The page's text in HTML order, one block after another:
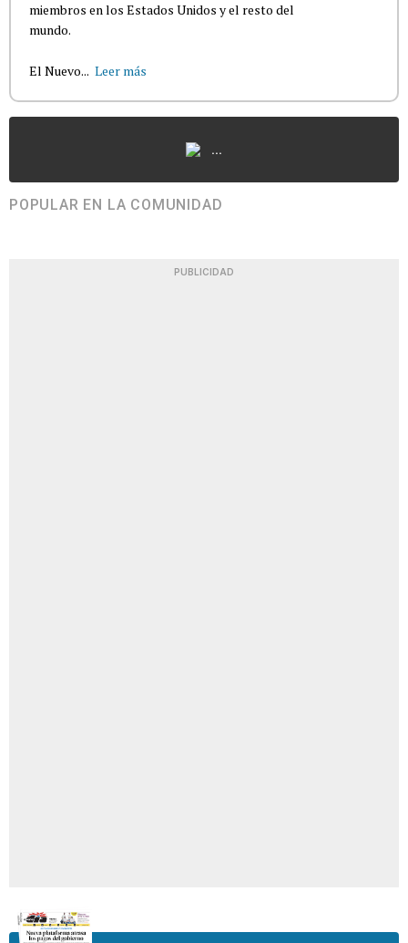
miembros en los Estados Unidos y el resto del
mundo.
El Nuevo... Leer más
...
POPULAR EN LA COMUNIDAD
PUBLICIDAD